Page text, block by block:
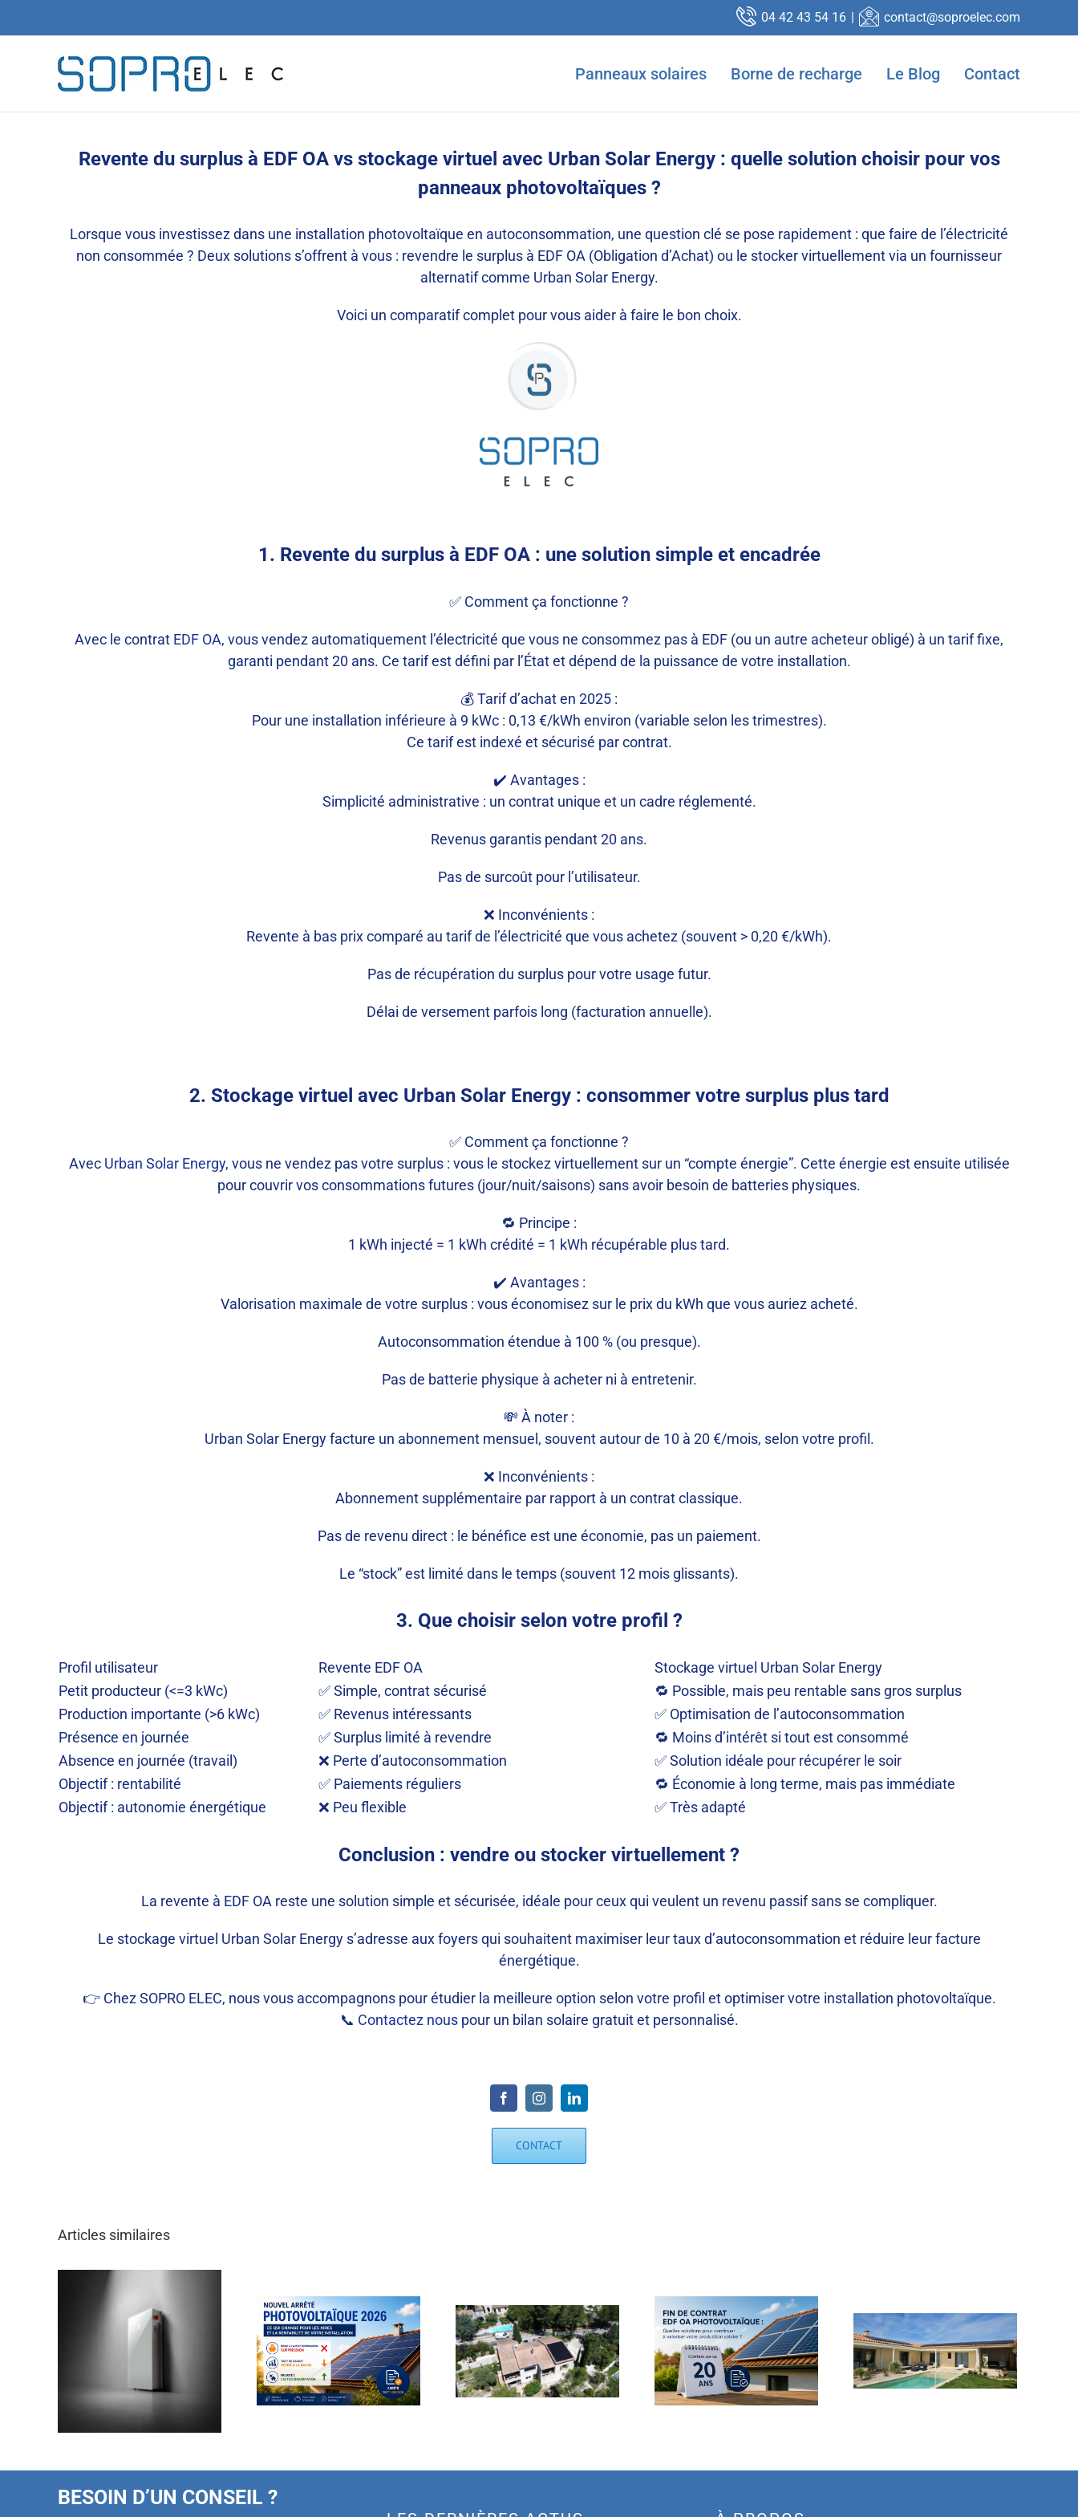
au
04 42 43 54 16 | contact@soproelec.com
Panneaux solaires Borne de recharge Le Blog Contact
Revente du surplus à EDF OA vs stockage virtuel avec Urban Solar Energy : quelle solution choisir pour vos
panneaux photovoltaïques ?
Lorsque vous investissez dans une installation photovoltaïque en autoconsommation, une question clé se pose rapidement : que faire de l’électricité
non consommée ? Deux solutions s’offrent à vous : revendre le surplus à EDF OA (Obligation d’Achat) ou le stocker virtuellement via un fournisseur
alternatif comme Urban Solar Energy.
Voici un comparatif complet pour vous aider à faire le bon choix.
1. Revente du surplus à EDF OA : une solution simple et encadrée
✅ Comment ça fonctionne ?
Avec le contrat EDF OA, vous vendez automatiquement l’électricité que vous ne consommez pas à EDF (ou un autre acheteur obligé) à un tarif fixe,
garanti pendant 20 ans. Ce tarif est défini par l’État et dépend de la puissance de votre installation.
💰 Tarif d’achat en 2025 :
Pour une installation inférieure à 9 kWc : 0,13 €/kWh environ (variable selon les trimestres).
Ce tarif est indexé et sécurisé par contrat.
✔️ Avantages :
Simplicité administrative : un contrat unique et un cadre réglementé.
Revenus garantis pendant 20 ans.
Pas de surcoût pour l’utilisateur.
❌ Inconvénients :
Revente à bas prix comparé au tarif de l’électricité que vous achetez (souvent > 0,20 €/kWh).
Pas de récupération du surplus pour votre usage futur.
Délai de versement parfois long (facturation annuelle).
2. Stockage virtuel avec Urban Solar Energy : consommer votre surplus plus tard
✅ Comment ça fonctionne ?
Avec Urban Solar Energy, vous ne vendez pas votre surplus : vous le stockez virtuellement sur un “compte énergie”. Cette énergie est ensuite utilisée
pour couvrir vos consommations futures (jour/nuit/saisons) sans avoir besoin de batteries physiques.
🔁 Principe :
1 kWh injecté = 1 kWh crédité = 1 kWh récupérable plus tard.
✔️ Avantages :
Valorisation maximale de votre surplus : vous économisez sur le prix du kWh que vous auriez acheté.
Autoconsommation étendue à 100 % (ou presque).
Pas de batterie physique à acheter ni à entretenir.
💸 À noter :
Urban Solar Energy facture un abonnement mensuel, souvent autour de 10 à 20 €/mois, selon votre profil.
❌ Inconvénients :
Abonnement supplémentaire par rapport à un contrat classique.
Pas de revenu direct : le bénéfice est une économie, pas un paiement.
Le “stock” est limité dans le temps (souvent 12 mois glissants).
3. Que choisir selon votre profil ?
Profil utilisateur Revente EDF OA
Stockage virtuel Urban Solar Energy
Petit producteur (<=3 kWc)
✅ Simple, contrat sécurisé
🔁 Possible, mais peu rentable sans gros surplus
Production importante (>6 kWc)
✅ Revenus intéressants
✅ Optimisation de l’autoconsommation
Présence en journée
✅ Surplus limité à revendre
🔁 Moins d’intérêt si tout est consommé
Absence en journée (travail)
❌ Perte d’autoconsommation
✅ Solution idéale pour récupérer le soir
Objectif : rentabilité
✅ Paiements réguliers
🔁 Économie à long terme, mais pas immédiate
Objectif : autonomie énergétique
❌ Peu flexible ✅ Très adapté
Conclusion : vendre ou stocker virtuellement ?
La revente à EDF OA reste une solution simple et sécurisée, idéale pour ceux qui veulent un revenu passif sans se compliquer.
Le stockage virtuel Urban Solar Energy s’adresse aux foyers qui souhaitent maximiser leur taux d’autoconsommation et réduire leur facture
énergétique.
👉 Chez SOPRO ELEC, nous vous accompagnons pour étudier la meilleure option selon votre profil et optimiser votre installation photovoltaïque.
📞 Contactez nouspour un bilan solaire gratuit et personnalisé.
CONTACT
Articles similaires
BESOIN D’UN CONSEIL ?